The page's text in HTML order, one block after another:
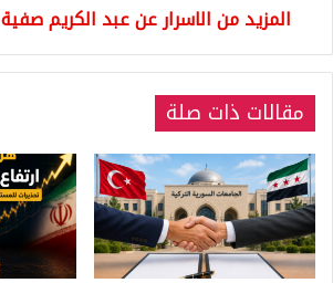
العلنالمزيد من الاسرار عن عبد الكريم
مقالات ذات صلة